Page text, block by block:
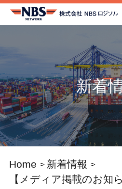
新着
Home
新着情報
【メディア掲載のお知